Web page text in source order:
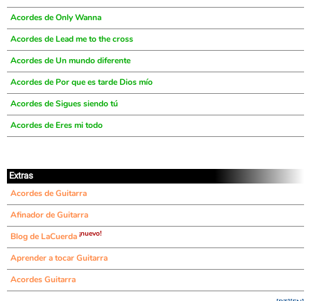
Acordes de Only Wanna
Acordes de Lead me to the cross
Acordes de Un mundo diferente
Acordes de Por que es tarde Dios mío
Acordes de Sigues siendo tú
Acordes de Eres mi todo
Extras
Acordes de Guitarra
Afinador de Guitarra
Blog de LaCuerda ¡nuevo!
Aprender a tocar Guitarra
Acordes Guitarra